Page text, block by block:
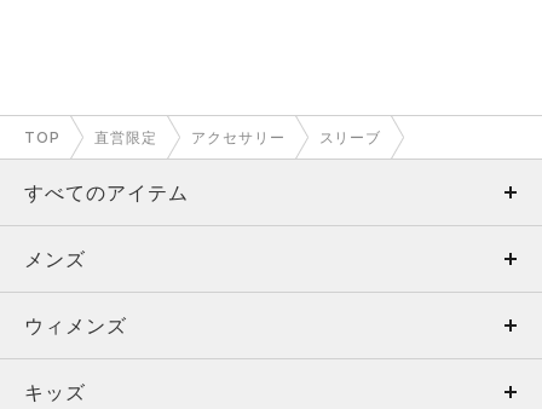
TOP 直営限定 アクセサリー スリーブ
すべてのアイテム
メンズ
ウィメンズ
キッズ
メンズ
トップス
ボトムス
ウィメンズ
トップス
キッズ